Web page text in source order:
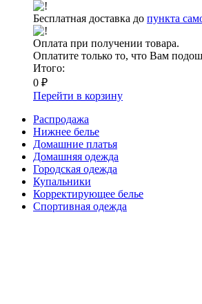
Бесплатная доставка до пункта
Оплата при получении товара.
Оплатите только то, что Вам
Итого:
0 ₽
Перейти в корзину
Распродажа
Нижнее белье
Домашние платья
Домашняя одежда
Городская одежда
Купальники
Корректирующее белье
Спортивная одежда